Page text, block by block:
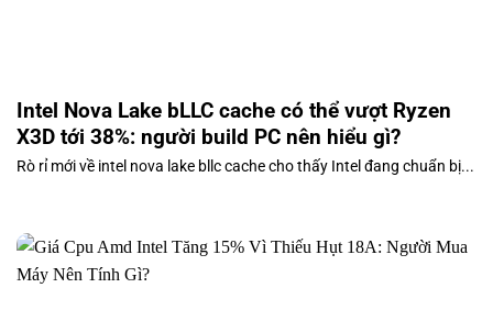
Intel Nova Lake bLLC cache có thể vượt Ryzen
X3D tới 38%: người build PC nên hiểu gì?
Rò rỉ mới về intel nova lake bllc cache cho thấy Intel đang chuẩn bị...